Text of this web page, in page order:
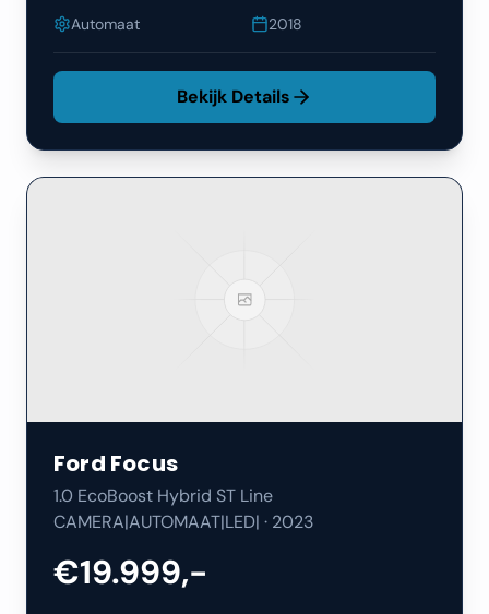
Automaat
2018
Bekijk Details
Ford Focus
1.0 EcoBoost Hybrid ST Line
CAMERA|AUTOMAAT|LED| · 2023
€19.999,-